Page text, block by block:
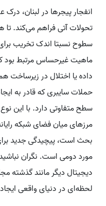
انفجار پیجرها در لبنان،
تحولات آتی فراهم می‌کند. تا
سطوح نسبتا اندک تخریب
ماهیت غیرحساس مرتبط
داده یا اختلال در زیرساخت
حملات سایبری که قادر به
سطح متفاوتی دارد. با این
مرزهای میان فضای شبکه
بحث است، پیچیدگی جدید
مورد دومی است. نگران
دیجیتال دیگر مانند گذشته
لحظه‌ای در دنیای واقعی